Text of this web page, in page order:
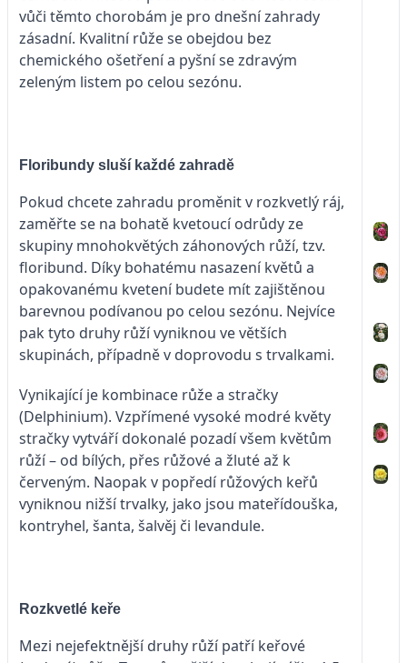
vůči těmto chorobám je pro dnešní zahrady
zásadní. Kvalitní růže se obejdou bez
chemického ošetření a pyšní se zdravým
zeleným listem po celou sezónu.
Floribundy sluší každé zahradě
Pokud chcete zahradu proměnit v rozkvetlý ráj,
zaměřte se na bohatě kvetoucí odrůdy ze
skupiny mnohokvětých záhonových růží, tzv.
floribund. Díky bohatému nasazení květů a
opakovanému kvetení budete mít zajištěnou
barevnou podívanou po celou sezónu. Nejvíce
pak tyto druhy růží vyniknou ve větších
skupinách, případně v doprovodu s trvalkami.
Vynikající je kombinace růže a stračky
(Delphinium). Vzpřímené vysoké modré květy
stračky vytváří dokonalé pozadí všem květům
růží – od bílých, přes růžové a žluté až k
červeným. Naopak v popředí růžových keřů
vyniknou nižší trvalky, jako jsou mateřídouška,
kontryhel, šanta, šalvěj či levandule.
Rozkvetlé keře
Mezi nejefektnější druhy růží patří keřové